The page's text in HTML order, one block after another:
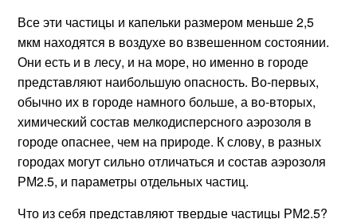
Все эти частицы и капельки размером меньше 2,5
мкм находятся в воздухе во взвешенном состоянии.
Они есть и в лесу, и на море, но именно в городе
представляют наибольшую опасность. Во-первых,
обычно их в городе намного больше, а во-вторых,
химический состав мелкодисперсного аэрозоля в
городе опаснее, чем на природе. К слову, в разных
городах могут сильно отличаться и состав аэрозоля
РМ2.5, и параметры отдельных частиц.
Что из себя представляют твердые частицы РМ2.5?